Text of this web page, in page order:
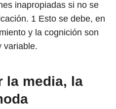
inapropiadas si no se
1 Esto se debe, en
y la cognición son
variable.
la media, la